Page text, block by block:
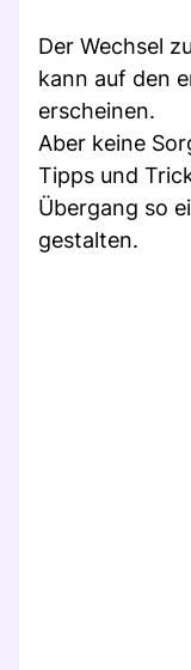
Der Wechsel
kann auf den
erscheinen.
Aber keine
Tipps und
Übergang so
gestalten.